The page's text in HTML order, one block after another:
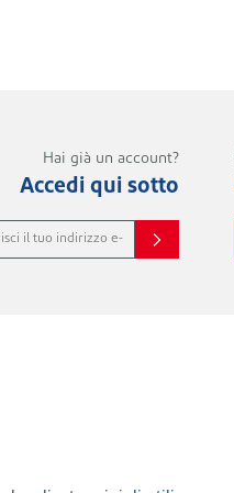
Hai già un account?
Accedi qui sotto